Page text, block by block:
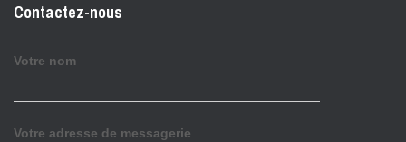
Contactez-nous
Votre nom
Votre adresse de messagerie